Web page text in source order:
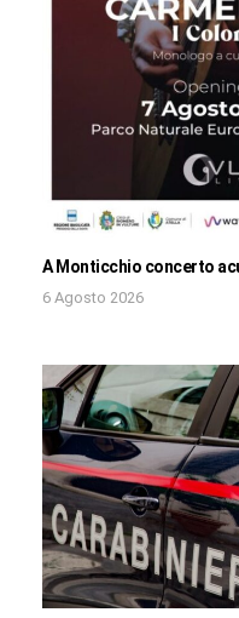
A Monticchio concerto
6 Agosto 2026